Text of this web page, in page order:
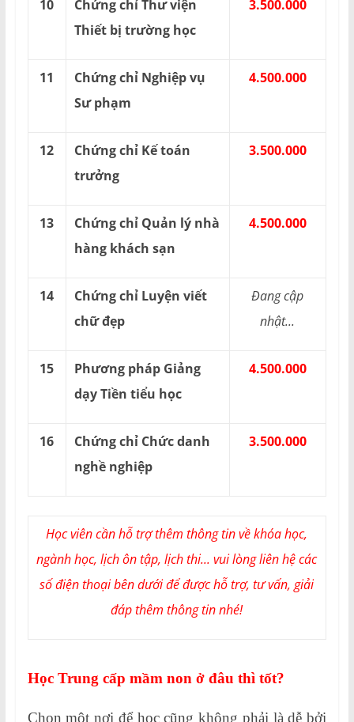
10
Chứng chỉ Thư viện
Thiết bị trường học
3.500.000
11
Chứng chỉ Nghiệp vụ
Sư phạm
4.500.000
12
Chứng chỉ Kế toán
trưởng
3.500.000
13
Chứng chỉ Quản lý nhà
hàng khách sạn
4.500.000
14
Chứng chỉ Luyện viết
chữ đẹp
Đang cập
nhật...
15
Phương pháp Giảng
dạy Tiền tiểu học
4.500.000
16
Chứng chỉ Chức danh
nghề nghiệp
3.500.000
Học viên cần hỗ trợ thêm thông tin về khóa học,
ngành học, lịch ôn tập, lịch thi... vui lòng liên hệ các
số điện thoại bên dưới để được hỗ trợ, tư vấn, giải
đáp thêm thông tin nhé!
Học Trung cấp mầm non ở đâu thì tốt?
Chọn một nơi để học cũng không phải là dễ bởi